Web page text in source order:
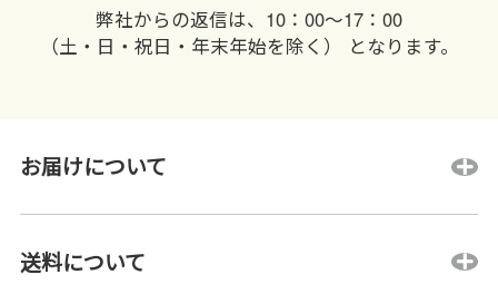
弊社からの返信は、10：00〜17：00
（土・日・祝日・年末年始を除く） となります。
お届けについて
送料について